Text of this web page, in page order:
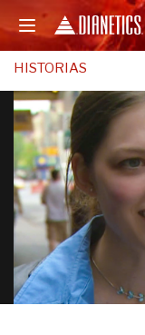
HISTORIAS